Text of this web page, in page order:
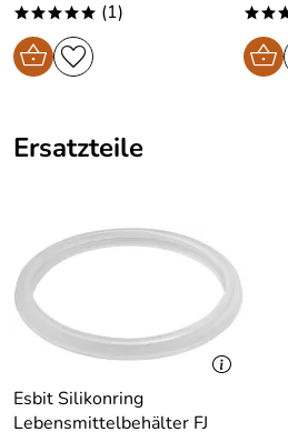
langsam aufdrehen. Nur aufrecht
transportieren. - Kinder
ist.
***** (1)
Ersatzteile
Esbit Silikonring
Lebensmittelbehälter FJ